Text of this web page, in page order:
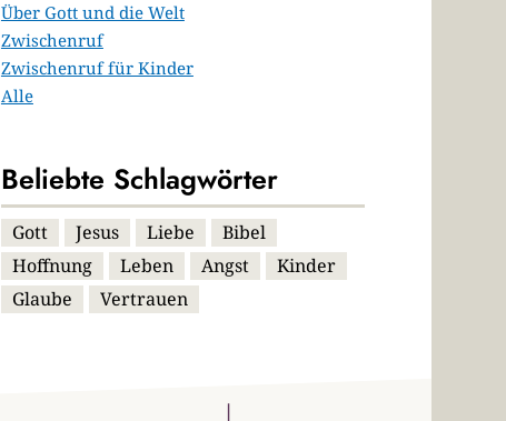
Über Gott und die Welt
Zwischenruf
Zwischenruf für Kinder
Alle
Beliebte Schlagwörter
Gott Jesus Liebe
Bibel
Hoffnung
Leben Angst
Kinder
Glaube
Vertrauen